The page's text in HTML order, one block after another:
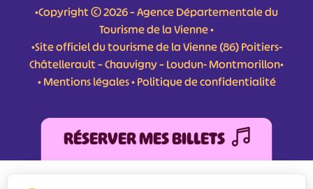
•Copyright © 2026 – Agence Départementale du
Tourisme de la Vienne •
•Site officiel du tourisme de la Vienne (86) Poitiers-
Châtellerault – Chauvigny – Loudun- Montmorillon•
•Mentions légales•Politique de confidentialité
RÉSERVER MES BILLETS